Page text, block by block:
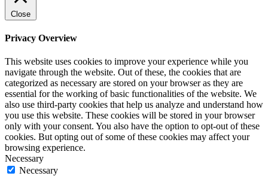
Close
Privacy Overview
This website uses cookies to improve your experience while you
navigate through the website. Out of these, the cookies that are
categorized as necessary are stored on your browser as they are
essential for the working of basic functionalities of the website. We
also use third-party cookies that help us analyze and understand how
you use this website. These cookies will be stored in your browser
only with your consent. You also have the option to opt-out of these
cookies. But opting out of some of these cookies may affect your
browsing experience.
Necessary
Necessary